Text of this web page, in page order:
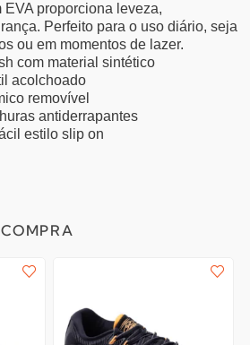
proporciona leveza,
Perfeito para o uso diário, seja
ou em momentos de lazer.
com material sintético
acolchoado
removível
antiderrapantes
estilo slip on